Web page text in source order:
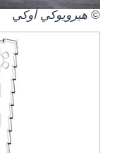
© هيرويوكي أوكي